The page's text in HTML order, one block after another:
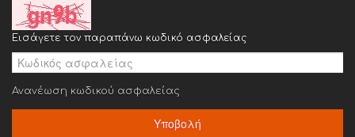
Εισάγετε τον παραπάνω κωδικό ασφαλείας
Ανανέωση κωδικού ασφαλείας
Υποβολή